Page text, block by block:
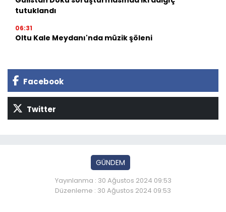
tutuklandı
06:31
Oltu Kale Meydanı'nda müzik şöleni
Facebook
Twitter
GÜNDEM
Yayınlanma : 30 Ağustos 2024 09:53
Düzenleme : 30 Ağustos 2024 09:53